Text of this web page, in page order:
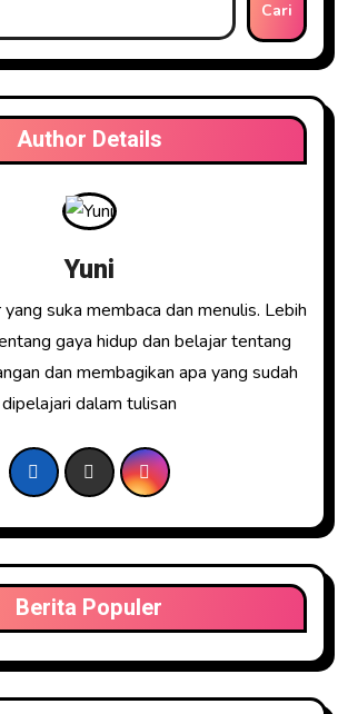
Cari
Author Details
Yuni
suka membaca dan menulis. Lebih
gaya hidup dan belajar tentang
dan membagikan apa yang sudah
dipelajari dalam tulisan
Berita Populer